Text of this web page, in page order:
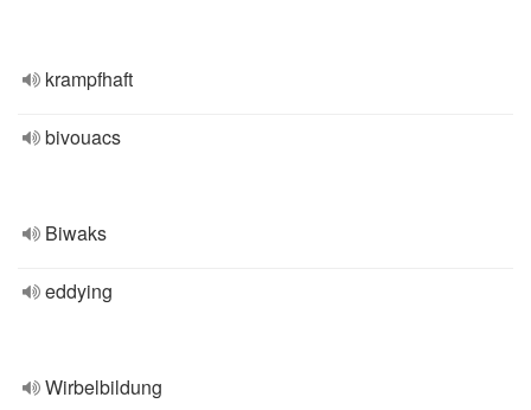
krampfhaft
bivouacs
Biwaks
eddying
Wirbelbildung